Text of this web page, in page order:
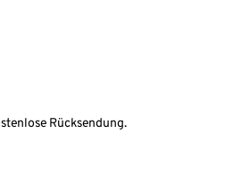
Rücksendung.